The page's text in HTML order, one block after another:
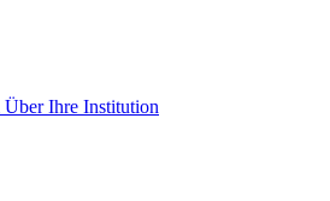
Über Ihre Institution